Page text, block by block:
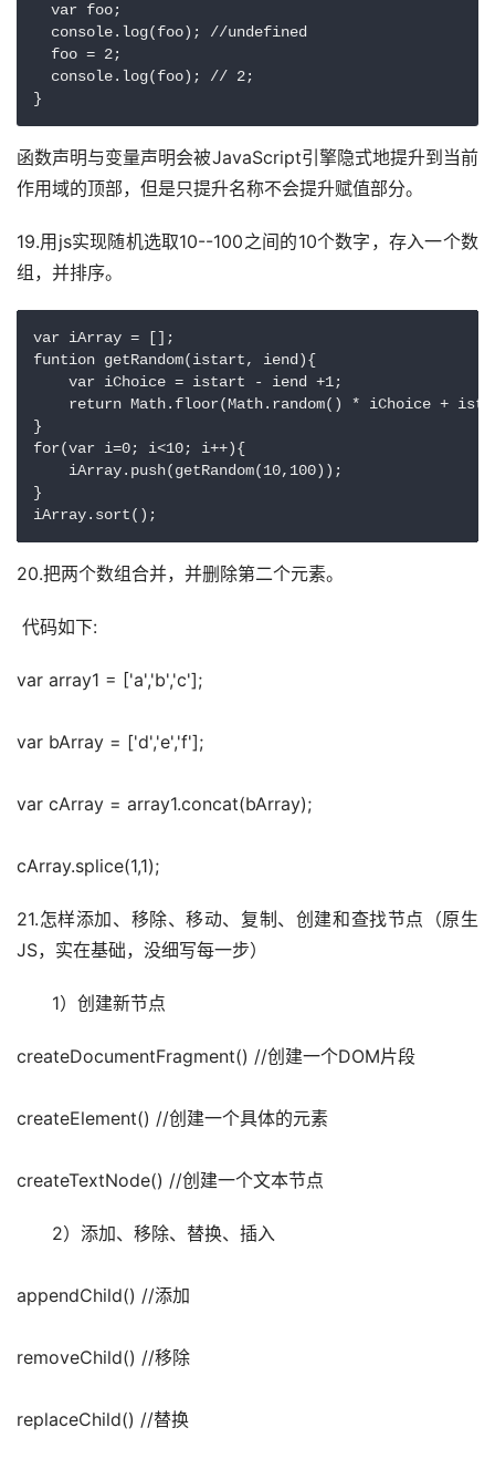
  var foo;
  console.log(foo); //undefined
  foo = 2;
  console.log(foo); // 2;
}
函数声明与变量声明会被JavaScript引擎隐式地提升到当前
作用域的顶部，但是只提升名称不会提升赋值部分。
19.用js实现随机选取10--100之间的10个数字，存入一个数
组，并排序。
var iArray = [];
funtion getRandom(istart, iend){
    var iChoice = istart - iend +1;
return Math.floor(Math.random() * iChoice +
}
for(var i=0; i<10; i++){
    iArray.push(getRandom(10,100));
}
iArray.sort();
20.把两个数组合并，并删除第二个元素。
代码如下:
var array1 = ['a','b','c'];
var bArray = ['d','e','f'];
var cArray = array1.concat(bArray);
cArray.splice(1,1);
21.怎样添加、移除、移动、复制、创建和查找节点（原生
JS，实在基础，没细写每一步）
1）创建新节点
createDocumentFragment() //创建一个DOM片段
createElement() //创建一个具体的元素
createTextNode() //创建一个文本节点
2）添加、移除、替换、插入
appendChild() //添加
removeChild() //移除
replaceChild() //替换